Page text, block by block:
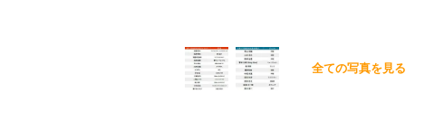
全ての写真を見る